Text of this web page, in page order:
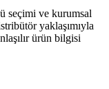
seçimi ve kurumsal
yaklaşımıyla
ürün bilgisi